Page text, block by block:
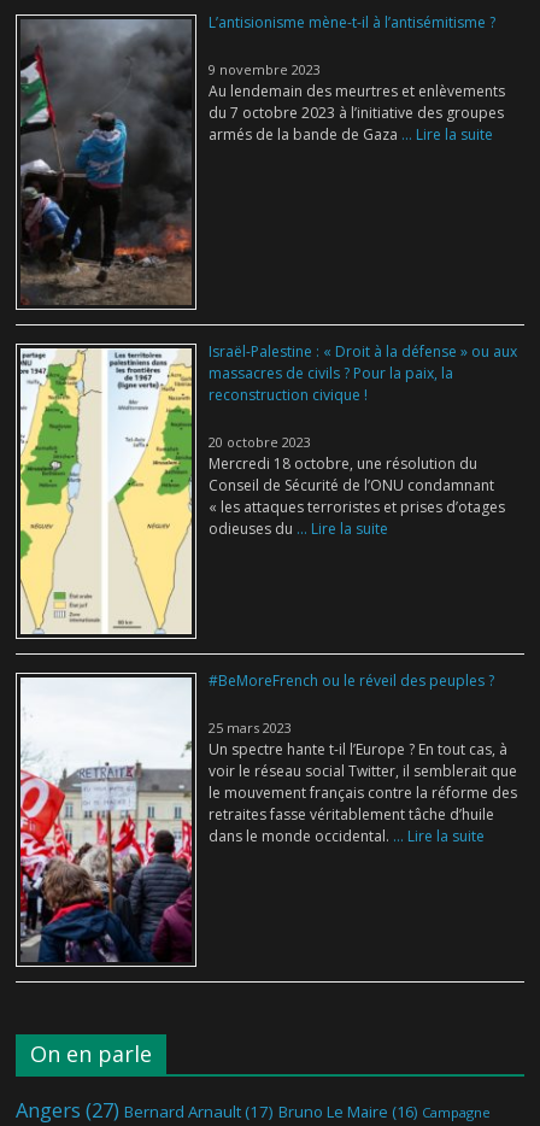
L’antisionisme mène-t-il à l’antisémitisme ?
9 novembre 2023
Au lendemain des meurtres et enlèvements
du 7 octobre 2023 à l’initiative des groupes
armés de la bande de Gaza ... Lire la suite
Israël-Palestine : « Droit à la défense » ou aux
massacres de civils ? Pour la paix, la
reconstruction civique !
20 octobre 2023
Mercredi 18 octobre, une résolution du
Conseil de Sécurité de l’ONU condamnant
« les attaques terroristes et prises d’otages
odieuses du ... Lire la suite
#BeMoreFrench ou le réveil des peuples ?
25 mars 2023
Un spectre hante t-il l’Europe ? En tout cas, à
voir le réseau social Twitter, il semblerait que
le mouvement français contre la réforme des
retraites fasse véritablement tâche d’huile
dans le monde occidental. ... Lire la suite
On en parle
Angers (27) Bernard Arnault (17) Bruno Le Maire (16) Campagne